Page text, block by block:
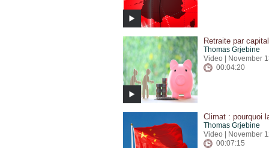
Retraite par
Thomas Grjebine
Video | November
00:04:20
Climat : pourquoi
Thomas Grjebine
Video | November
00:07:15